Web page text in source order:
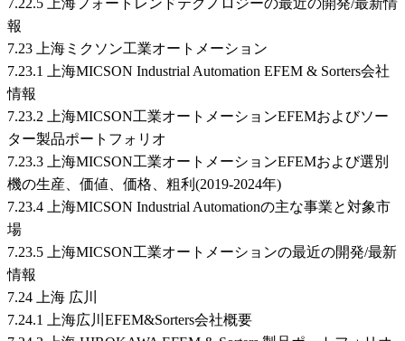
7.22.5 上海フォートレンドテクノロジーの最近の開発/最新情
報
7.23 上海ミクソン工業オートメーション
7.23.1 上海MICSON Industrial Automation EFEM & Sorters会社
情報
7.23.2 上海MICSON工業オートメーションEFEMおよびソー
ター製品ポートフォリオ
7.23.3 上海MICSON工業オートメーションEFEMおよび選別
機の生産、価値、価格、粗利(2019-2024年)
7.23.4 上海MICSON Industrial Automationの主な事業と対象市
場
7.23.5 上海MICSON工業オートメーションの最近の開発/最新
情報
7.24 上海 広川
7.24.1 上海広川EFEM&Sorters会社概要